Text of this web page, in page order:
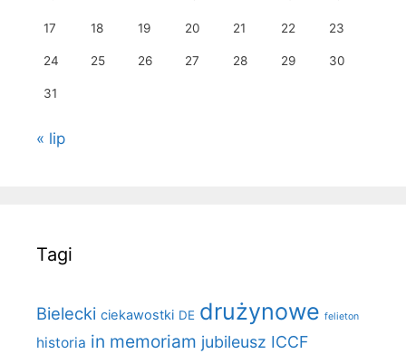
17 18 19 20 21 22 23
24 25 26 27 28 29 30
31
« lip
Tagi
Bielecki ciekawostki DE drużynowe felieton
historia in memoriam jubileusz ICCF